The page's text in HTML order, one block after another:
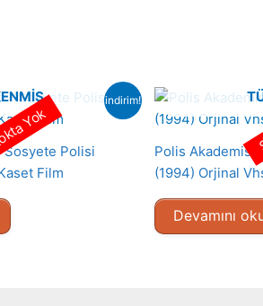
indirim!
Sosyete Polisi
Film
Yok
Polis Akademisi
(1994) Orjinal
Devamını